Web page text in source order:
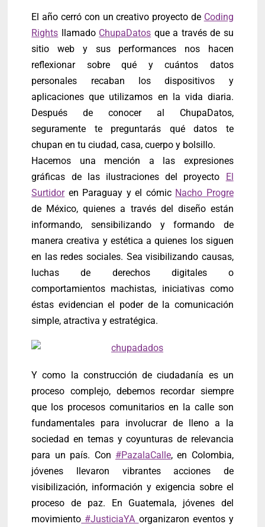
El año cerró con un creativo proyecto de Coding
Rights llamado ChupaDatos que a través de su
sitio web y sus performances nos hacen
reflexionar sobre qué y cuántos datos
personales recaban los dispositivos y
aplicaciones que utilizamos en la vida diaria.
Después de conocer al ChupaDatos,
seguramente te preguntarás qué datos te
chupan en tu ciudad, casa, cuerpo y bolsillo.
Hacemos una mención a las expresiones
gráficas de las ilustraciones del proyecto El
Surtidoren Paraguay y el cómic Nacho Progre
de México, quienes a través del diseño están
informando, sensibilizando y formando de
manera creativa y estética a quienes los siguen
en las redes sociales. Sea visibilizando causas,
luchas de derechos digitales o
comportamientos machistas, iniciativas como
éstas evidencian el poder de la comunicación
simple, atractiva y estratégica.
Y como la construcción de ciudadanía es un
proceso complejo, debemos recordar siempre
que los procesos comunitarios en la calle son
fundamentales para involucrar de lleno a la
sociedad en temas y coyunturas de relevancia
para un país. Con #PazalaCalle, en Colombia,
jóvenes llevaron vibrantes acciones de
visibilización, información y exigencia sobre el
proceso de paz. En Guatemala, jóvenes del
movimiento #JusticiaYA organizaron eventos y